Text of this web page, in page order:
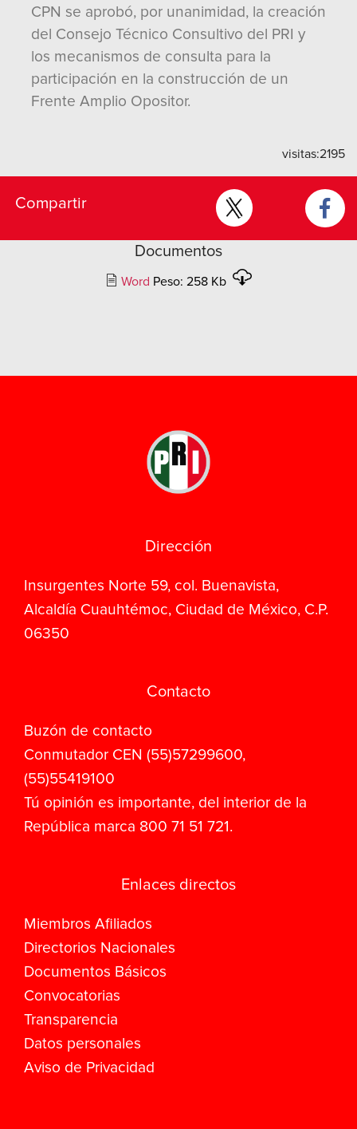
CPN se aprobó, por unanimidad, la creación
del Consejo Técnico Consultivo del PRI y
los mecanismos de consulta para la
participación en la construcción de un
Frente Amplio Opositor.
visitas:2195
Compartir
Documentos
Word Peso: 258 Kb
Dirección
Insurgentes Norte 59, col. Buenavista,
Alcaldía Cuauhtémoc, Ciudad de México, C.P.
06350
Contacto
Buzón de contacto
Conmutador CEN (55)57299600,
(55)55419100
Tú opinión es importante, del interior de la
República marca 800 71 51 721.
Enlaces directos
Miembros Afiliados
Directorios Nacionales
Documentos Básicos
Convocatorias
Transparencia
Datos personales
Aviso de Privacidad